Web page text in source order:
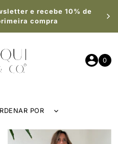
e recebe 10% de
compra
0
POR